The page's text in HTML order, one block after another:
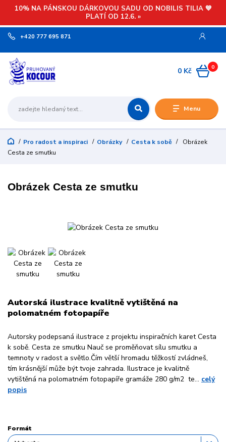
10% NA PÁNSKOU DÁRKOVOU SADU OD NOBILIS TILIA 💙
PLATÍ OD 12.6. »
Menu
+420 777 695 871
0
0 Kč
Pro radost a inspiraci Obrázky Cesta k sobě
Obrázek
Cesta ze smutku
Obrázek Cesta ze smutku
Autorská ilustrace kvalitně vytištěná na
polomatném fotopapíře
Autorsky podepsaná ilustrace z projektu inspiračních karet Cesta
k sobě. Cesta ze smutku Nauč se proměňovat sílu smutku a
temnoty v radost a světlo.Čím větší hromadu těžkostí zvládneš,
tím krásnější může být tvoje zahrada. Ilustrace je kvalitně
vytištěná na polomatném fotopapíře gramáže 280 g/m2 te... celý
popis
Formát